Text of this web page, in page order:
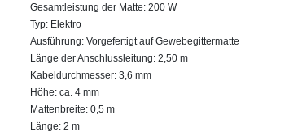
Gesamtleistung der Matte: 200 W
Typ: Elektro
Ausführung: Vorgefertigt auf Gewebegittermatte
Länge der Anschlussleitung: 2,50 m
Kabeldurchmesser: 3,6 mm
Höhe: ca. 4 mm
Mattenbreite: 0,5 m
Länge: 2 m